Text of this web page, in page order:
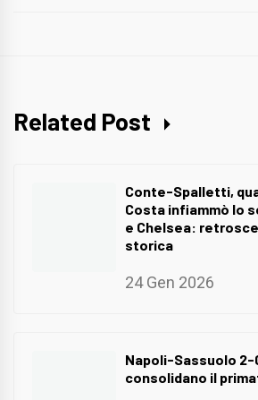
Related Post
Conte-Spalletti,
Costa infiammò lo
e Chelsea:
storica
24 Gen 2026
Napoli-Sassuolo 2-
consolidano il